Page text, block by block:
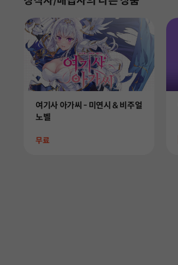
Product
여기사 아가씨 - 미연시 & 비주얼
노벨
Price
무료